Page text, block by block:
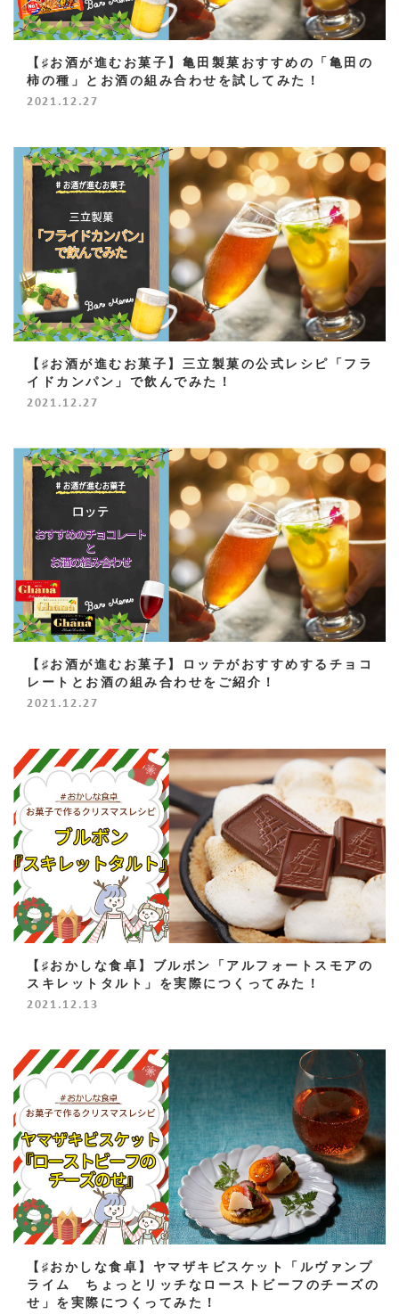
【♯お酒が進むお菓子】亀田製菓おすすめの「亀田の
柿の種」とお酒の組み合わせを試してみた！
2021.12.27
【♯お酒が進むお菓子】三立製菓の公式レシピ「フラ
イドカンパン」で飲んでみた！
2021.12.27
【♯お酒が進むお菓子】ロッテがおすすめするチョコ
レートとお酒の組み合わせをご紹介！
2021.12.27
【♯おかしな食卓】ブルボン「アルフォートスモアの
スキレットタルト」を実際につくってみた！
2021.12.13
【♯おかしな食卓】ヤマザキビスケット「ルヴァンプ
ライム ちょっとリッチなローストビーフのチーズの
せ」を実際につくってみた！